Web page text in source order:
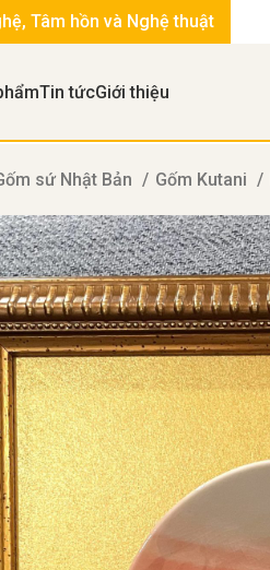
Tin tứcGiới thiệu
sứ Nhật Bản Gốm Kutani
Tâm hồn và Nghệ thuật